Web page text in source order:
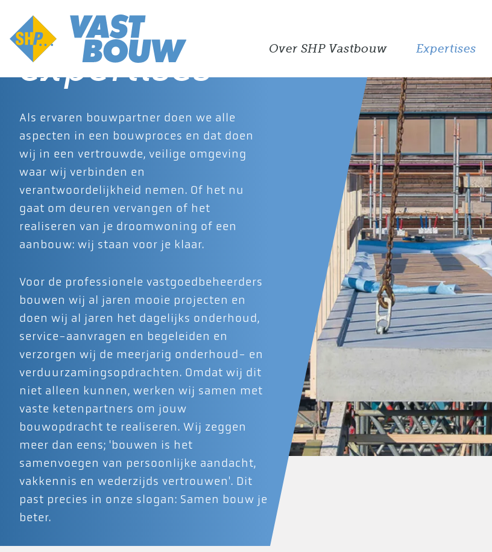
Over SHP Vastbouw Expertises
Onze
expertises
Als ervaren bouwpartner doen we alle
aspecten in een bouwproces en dat doen
wij in een vertrouwde, veilige omgeving
waar wij verbinden en
verantwoordelijkheid nemen. Of het nu
gaat om deuren vervangen of het
realiseren van je droomwoning of een
aanbouw: wij staan voor je klaar.
Voor de professionele vastgoedbeheerders
bouwen wij al jaren mooie projecten en
doen wij al jaren het dagelijks onderhoud,
service-aanvragen en begeleiden en
verzorgen wij de meerjarig onderhoud- en
verduurzamingsopdrachten. Omdat wij dit
niet alleen kunnen, werken wij samen met
vaste ketenpartners om jouw
bouwopdracht te realiseren. Wij zeggen
meer dan eens; 'bouwen is het
samenvoegen van persoonlijke aandacht,
vakkennis en wederzijds vertrouwen'. Dit
past precies in onze slogan: Samen bouw je
beter.